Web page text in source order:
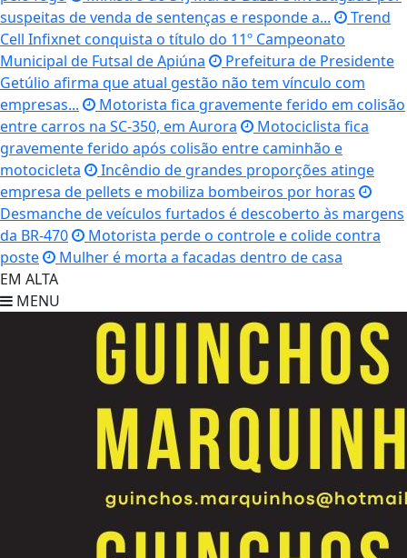
suspeitas de venda de sentenças e responde a...
Trend
Cell Infixnet conquista o título do 11º Campeonato
Municipal de Futsal de Apiúna
Prefeitura de Presidente
Getúlio afirma que atual gestão não tem vínculo com
empresas...
Motorista fica gravemente ferido em colisão
entre carros na SC-350, em Aurora
Motociclista fica
gravemente ferido após colisão entre caminhão e
motocicleta
Incêndio de grandes proporções atinge
empresa de pellets e mobiliza bombeiros por horas
Desmanche de veículos furtados é descoberto às margens
da BR-470
Motorista perde o controle e colide contra
poste
Mulher é morta a facadas dentro de casa
EM ALTA
MENU